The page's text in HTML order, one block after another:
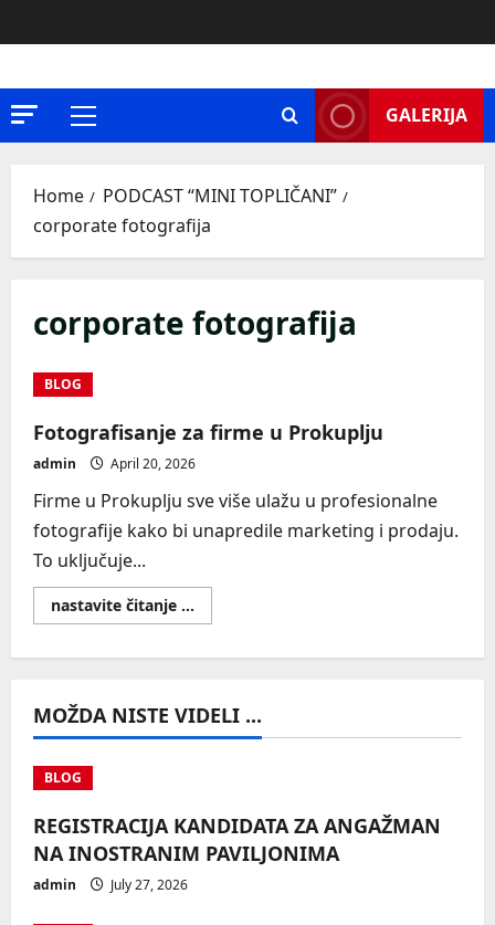
to
Primary
GALERIJA
Home
PODCAST “MINI TOPLIČANI”
corporate fotografija
corporate fotografija
BLOG
Fotografisanje za firme u Prokuplju
admin April 20, 2026
Firme u Prokuplju sve više ulažu u profesionalne
fotografije kako bi unapredile marketing i prodaju.
To uključuje...
nastavite čitanje ...
more
Prokuplju
MOŽDA NISTE VIDELI ...
BLOG
REGISTRACIJA KANDIDATA ZA ANGAŽMAN
NA INOSTRANIM PAVILJONIMA
admin July 27, 2026